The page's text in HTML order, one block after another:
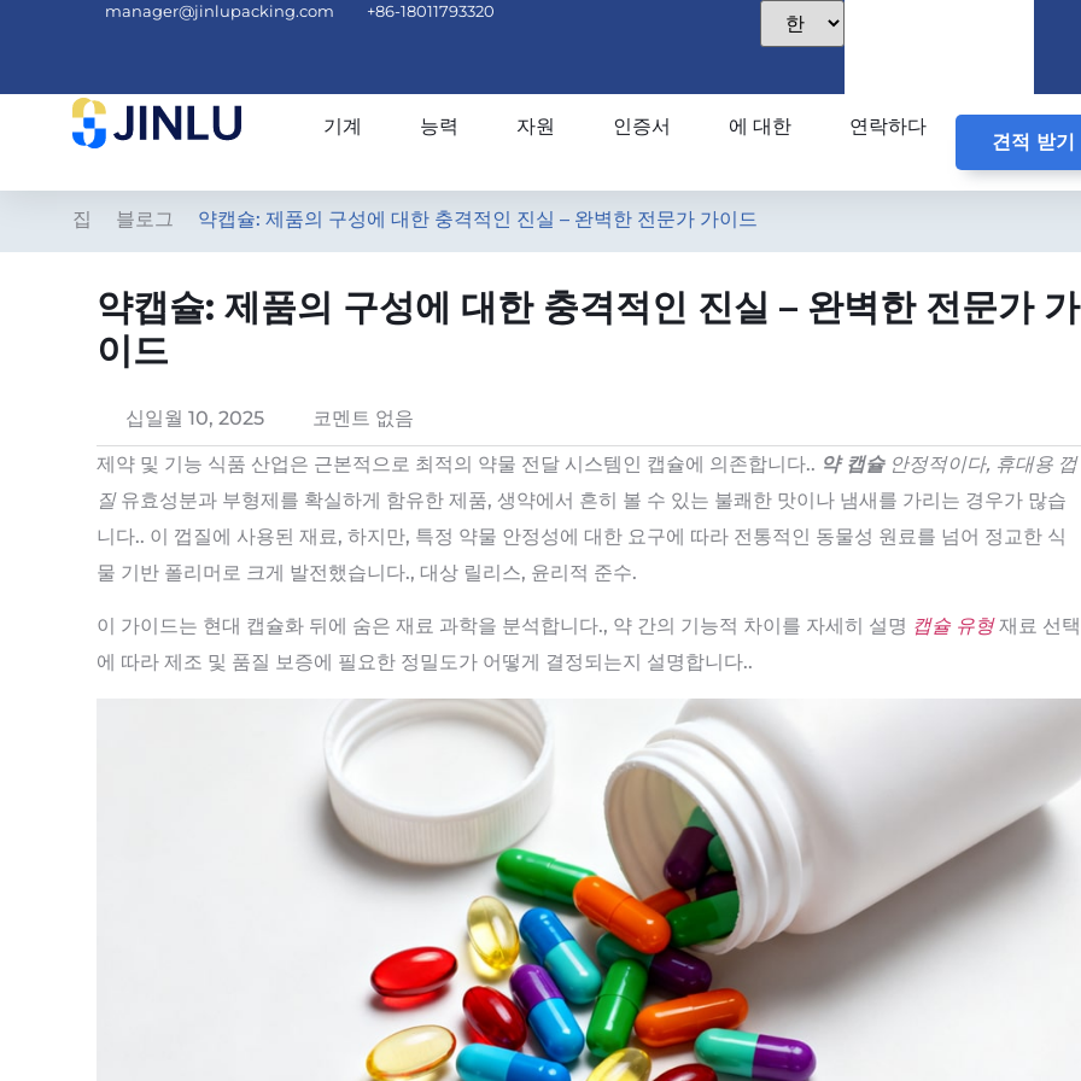
manager@jinlupacking.com +86-18011793320
기계 능력 자원 인증서 에 대한 연락하다
견적 받기
집 블로그 약캡슐: 제품의 구성에 대한 충격적인 진실 – 완벽한 전문가 가이드
약캡슐: 제품의 구성에 대한 충격적인 진실 – 완벽한 전문가 가
이드
십일월 10, 2025
코멘트 없음
제약 및 기능 식품 산업은 근본적으로 최적의 약물 전달 시스템인 캡슐에 의존합니다.. 약 캡슐안정적이다, 휴대용 껍
질유효성분과 부형제를 확실하게 함유한 제품, 생약에서 흔히 볼 수 있는 불쾌한 맛이나 냄새를 가리는 경우가 많습
니다.. 이 껍질에 사용된 재료, 하지만, 특정 약물 안정성에 대한 요구에 따라 전통적인 동물성 원료를 넘어 정교한 식
물 기반 폴리머로 크게 발전했습니다., 대상 릴리스, 윤리적 준수.
이 가이드는 현대 캡슐화 뒤에 숨은 재료 과학을 분석합니다., 약 간의 기능적 차이를 자세히 설명 캡슐 유형재료 선택
에 따라 제조 및 품질 보증에 필요한 정밀도가 어떻게 결정되는지 설명합니다..